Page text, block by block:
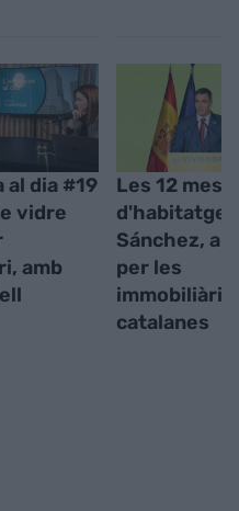
al dia #19
vidre
amb
Les 12
d'habitatge
Sánchez, a
per les
catalanes